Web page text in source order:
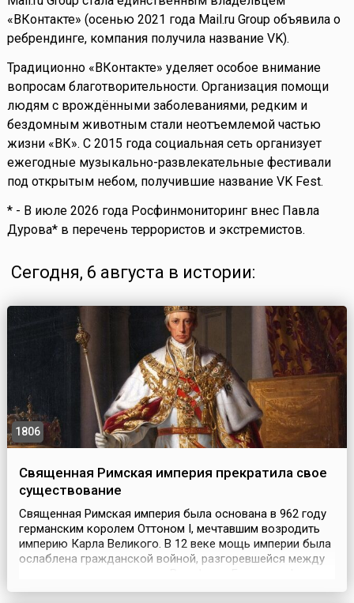
«ВКонтакте» (осенью 2021 года Mail.ru Group объявила о
ребрендинге, компания получила название VK).
Традиционно «ВКонтакте» уделяет особое внимание
вопросам благотворительности. Организация помощи
людям с врождёнными заболеваниями, редким и
бездомным животным стали неотъемлемой частью
жизни «ВК». С 2015 года социальная сеть организует
ежегодные музыкально-развлекательные фестивали
под открытым небом, получившие название VK Fest.
* - В июле 2026 года Росфинмониторинг внес Павла
Дурова* в перечень террористов и экстремистов.
Сегодня, 6 августа в истории:
1806
Священная Римская империя прекратила свое
существование
Священная Римская империя была основана в 962 году
германским королем Оттоном I, мечтавшим возродить
империю Карла Великого. В 12 веке мощь империи была
ослаблена гражданской войной, разгоревшейся между
Начиная с 1438 года императорская корона Священной